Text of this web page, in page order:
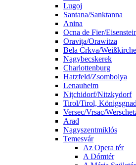
Lugoj
Santana/Sanktanna
Anina
Ocna de Fier/
Oravița/Orawitza
Bela Crkva/
Nagybecskerek
Charlottenburg
Hatzfeld/Zsombolya
Lenauheim
Niţchidorf/Nitzkydorf
Tirol/Tirol,
Versec/Vrsac/
Arad
Nagyszentmiklós
Temesvár
Az Opera tér
A Dómtér